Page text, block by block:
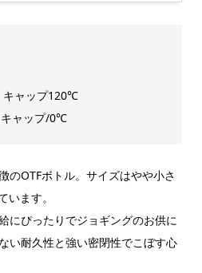
キャップ120℃
ャップ/0℃
のOTFボトル。サイズはやや小さ
ます。
にぴったりでジョギングのお供に
い耐久性と強い密閉性でこぼす心